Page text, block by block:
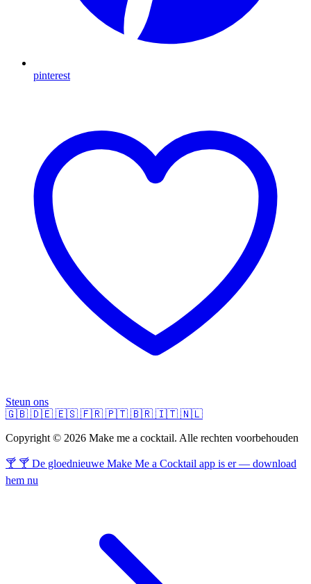
pinterest
Steun ons
🇬🇧 🇩🇪 🇪🇸 🇫🇷 🇵🇹 🇧🇷 🇮🇹 🇳🇱
Copyright © 2026 Make me a cocktail. Alle rechten voorbehouden
🍸 🍸 De gloednieuwe Make Me a Cocktail app is er — download
hem nu